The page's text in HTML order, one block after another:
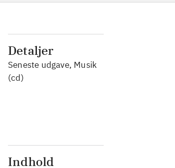
Detaljer
Seneste udgave, Musik
(cd)
Indhold